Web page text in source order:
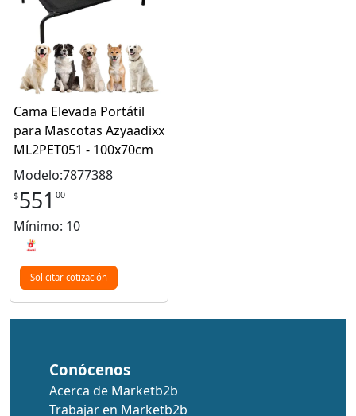
Cama Elevada Portátil
para Mascotas Azyaadixx
ML2PET051 - 100x70cm
Modelo:7877388
$551 00
Mínimo: 10
Solicitar cotización
Conócenos
Acerca de Marketb2b
Trabajar en Marketb2b